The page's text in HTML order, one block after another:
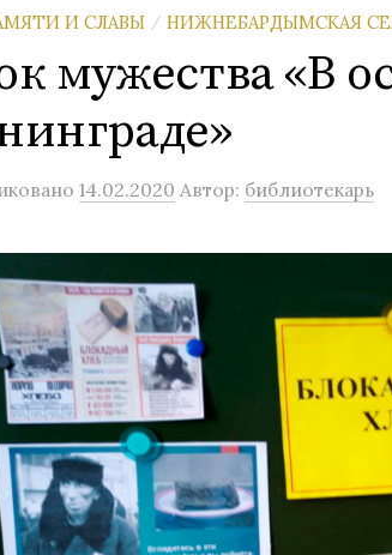
И СЛАВЫ / НИЖНЕБАРДЫМСКАЯ
мужества «В
14.02.2020 Автор: библиотекарь